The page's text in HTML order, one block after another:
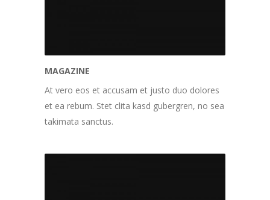
MAGAZINE
At vero eos et accusam et justo duo dolores
et ea rebum. Stet clita kasd gubergren, no sea
takimata sanctus.